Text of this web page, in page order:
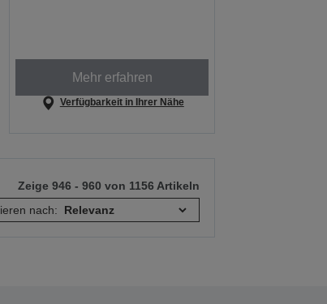
Mehr erfahren
Verfügbarkeit in Ihrer Nähe
Zeige 946 - 960 von 1156 Artikeln
nach: